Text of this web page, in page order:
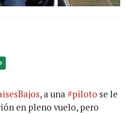
, a una #piloto se le
en pleno vuelo, pero